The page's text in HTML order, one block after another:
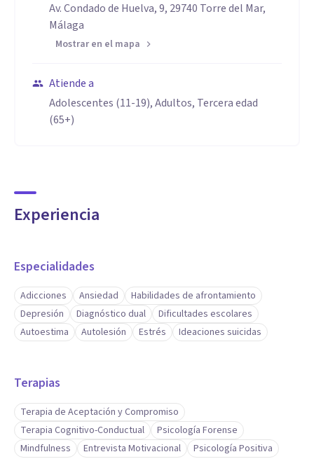
Av. Condado de Huelva, 9, 29740 Torre del Mar,
Málaga
Mostrar en el mapa
Atiende a
Adolescentes (11-19), Adultos, Tercera edad
(65+)
Experiencia
Especialidades
Adicciones Ansiedad
Habilidades de afrontamiento
Depresión
Diagnóstico dual
Dificultades escolares
Autoestima
Autolesión Estrés Ideaciones suicidas
Terapias
Terapia de Aceptación y Compromiso
Terapia Cognitivo-Conductual
Psicología Forense
Mindfulness
Entrevista Motivacional Psicología Positiva